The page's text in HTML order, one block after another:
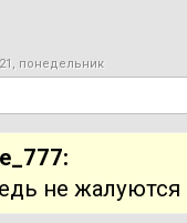
понедельник
не жалуются